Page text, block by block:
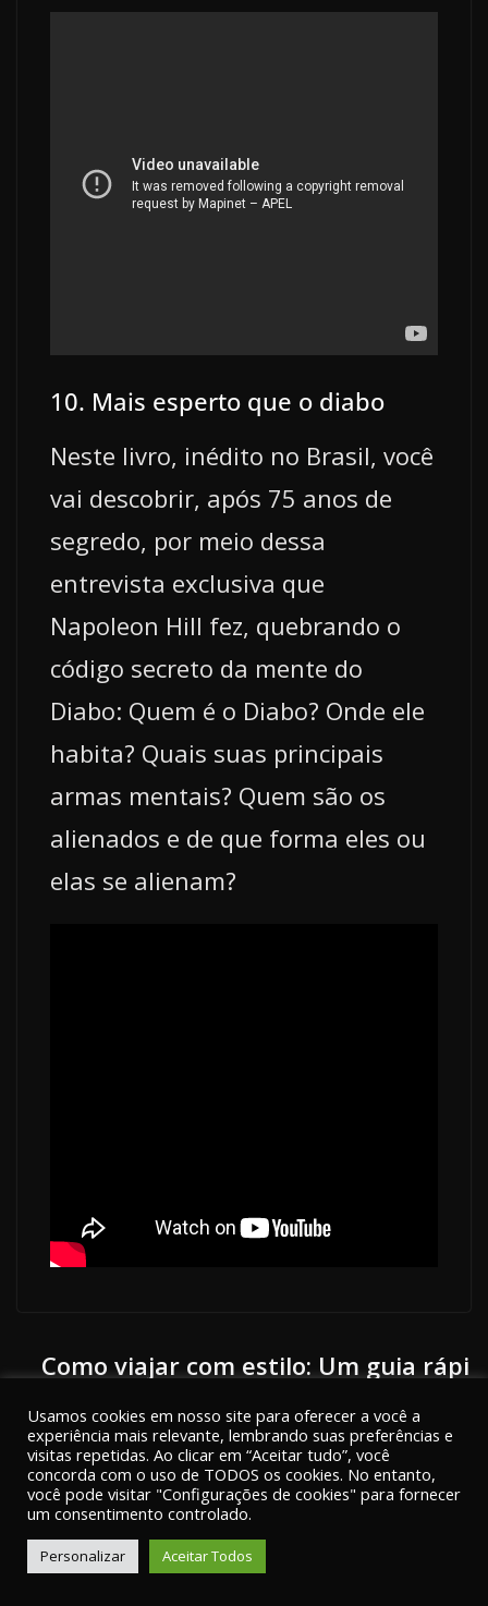
10. Mais esperto que o diabo
Neste livro, inédito no Brasil, você
vai descobrir, após 75 anos de
segredo, por meio dessa
entrevista exclusiva que
Napoleon Hill fez, quebrando o
código secreto da mente do
Diabo: Quem é o Diabo? Onde ele
habita? Quais suas principais
armas mentais? Quem são os
alienados e de que forma eles ou
elas se alienam?
Como viajar com estilo: Um guia rápi
do
Robô movido a energia solar semeia
e capina
portalentorno
Usamos cookies em nosso site para oferecer a você a
experiência mais relevante, lembrando suas preferências e
visitas repetidas. Ao clicar em “Aceitar tudo”, você
concorda com o uso de TODOS os cookies. No entanto,
você pode visitar "Configurações de cookies" para fornecer
um consentimento controlado.
Personalizar Aceitar Todos